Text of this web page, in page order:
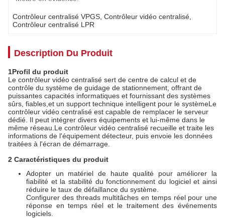
Contrôleur centralisé VPGS Contrôleur vidéo centralisé
Contrôleur centralisé LPR
Description Du Produit
1Profil du produit
Le contrôleur vidéo centralisé sert de centre de calcul et de
contrôle du système de guidage de stationnement, offrant de
puissantes capacités informatiques et fournissant des systèmes
sûrs, fiables,et un support technique intelligent pour le systèmeLe
contrôleur vidéo centralisé est capable de remplacer le serveur
dédié. Il peut intégrer divers équipements et lui-même dans le
même réseau.Le contrôleur vidéo centralisé recueille et traite les
informations de l'équipement détecteur, puis envoie les données
traitées à l'écran de démarrage.
2 Caractéristiques du produit
Adopter un matériel de haute qualité pour améliorer la
fiabilité et la stabilité du fonctionnement du logiciel et ainsi
réduire le taux de défaillance du système.
Configurer des threads multitâches en temps réel pour une
réponse en temps réel et le traitement des événements
logiciels.